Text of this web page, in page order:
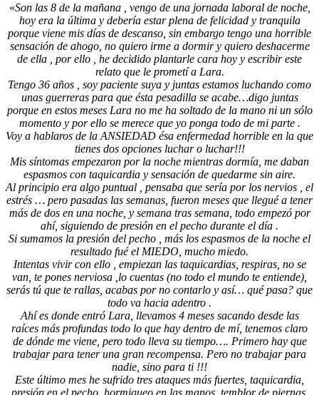
«Son las 8 de la mañana , vengo de una jornada laboral de noche,
hoy era la última y debería estar plena de felicidad y tranquila
porque viene mis días de descanso, sin embargo tengo una horrible
sensación de ahogo, no quiero irme a dormir y quiero deshacerme
de ella , por ello , he decidido plantarle cara hoy y escribir este
relato que le prometí a Lara.
Tengo 36 años , soy paciente suya y juntas estamos luchando como
unas guerreras para que ésta pesadilla se acabe…digo juntas
porque en estos meses Lara no me ha soltado de la mano ni un sólo
momento y por ello se merece que yo ponga todo de mi parte .
Voy a hablaros de la ANSIEDAD ésa enfermedad horrible en la que
tienes dos opciones luchar o luchar!!!
Mis síntomas empezaron por la noche mientras dormía, me daban
espasmos con taquicardia y sensación de quedarme sin aire.
Al principio era algo puntual , pensaba que sería por los nervios , el
estrés … pero pasadas las semanas, fueron meses que llegué a tener
más de dos en una noche, y semana tras semana, todo empezó por
ahí, siguiendo de presión en el pecho durante el día .
Si sumamos la presión del pecho , más los espasmos de la noche el
resultado fué el MIEDO, mucho miedo.
Intentas vivir con ello , empiezan las taquicardias, respiras, no se
van, te pones nerviosa ,lo cuentas (no todo el mundo te entiende),
serás tú que te rallas, acabas por no contarlo y así… qué pasa? que
todo va hacia adentro .
Ahí es donde entró Lara, llevamos 4 meses sacando desde las
raíces más profundas todo lo que hay dentro de mí, tenemos claro
de dónde me viene, pero todo lleva su tiempo…. Primero hay que
trabajar para tener una gran recompensa. Pero no trabajar para
nadie, sino para ti !!!
Este último mes he sufrido tres ataques más fuertes, taquicardia,
presión en el pecho, hormigueo en las manos, temblor de piernas,